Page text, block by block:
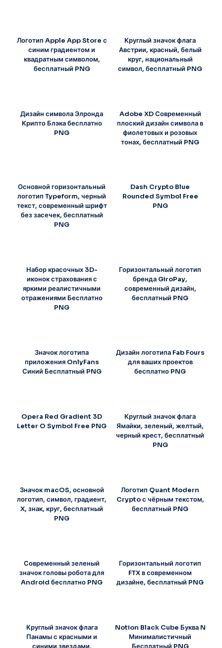
Логотип Apple App Store с
синим градиентом и
квадратным символом,
бесплатный PNG
Круглый значок флага
Австрии, красный, белый
круг, национальный
символ, бесплатный PNG
Дизайн символа Элронда
Крипто Блэка бесплатно
PNG
Adobe XD Современный
плоский дизайн символа в
фиолетовых и розовых
тонах, бесплатный PNG
Основной горизонтальный
логотип Typeform, черный
текст, современный шрифт
без засечек, бесплатный
PNG
Dash Crypto Blue
Rounded Symbol Free
PNG
Набор красочных 3D-
иконок страхования с
яркими реалистичными
отражениями Бесплатно
PNG
Горизонтальный логотип
бренда GiroPay,
современный дизайн,
бесплатный PNG
Значок логотипа
приложения OnlyFans
Синий Бесплатный PNG
Дизайн логотипа Fab Fours
для ваших проектов
бесплатно PNG
Opera Red Gradient 3D
Letter O Symbol Free PNG
Круглый значок флага
Ямайки, зеленый, желтый,
черный крест, бесплатный
PNG
Значок macOS, основной
логотип, символ, градиент,
X, знак, круг, бесплатный
PNG
Логотип Quant Modern
Crypto с чёрным текстом,
бесплатный PNG
Современный зеленый
значок головы робота для
Android бесплатно PNG
Горизонтальный логотип
FTX в современном
дизайне, бесплатный PNG
Круглый значок флага
Панамы с красными и
синими звездами,
Notion Black Cube Буква N
Минималистичный
Бесплатный PNG